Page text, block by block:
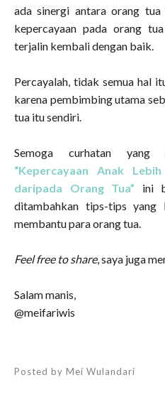
ada sinergi antara orang tua
kepercayaan pada orang
terjalin kembali dengan baik.
Percayalah, tidak semua hal
karena pembimbing utama
tua itu sendiri.
Semoga curhatan yang
“Kepercayaan Anak
daripada Orang Tua” ini
ditambahkan tips-tips yang
membantu para orang tua.
Feel free to share, saya juga
Salam manis,
@meifariwis
Posted by Mei Wulandari